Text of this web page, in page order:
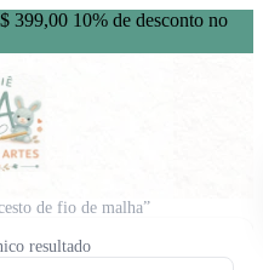
399,00 10% de desconto no
de fio de malha”
resultado